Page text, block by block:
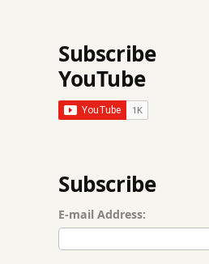
Subscribe
YouTube
Subscribe
E-mail Address: